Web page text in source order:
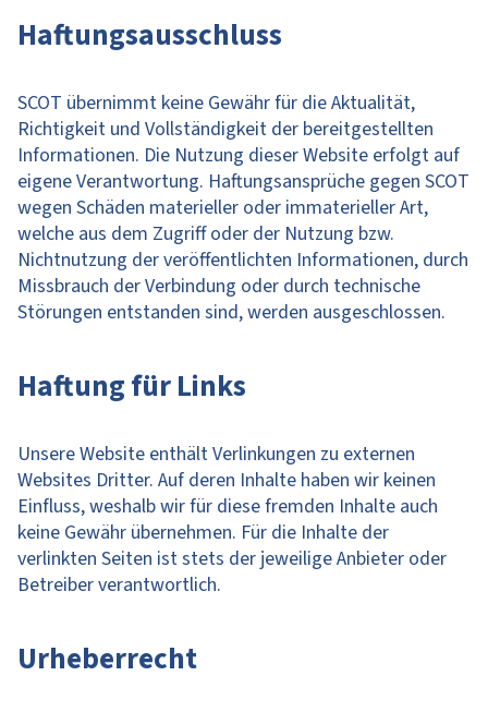
Haftungsausschluss
SCOT übernimmt keine Gewähr für die Aktualität,
Richtigkeit und Vollständigkeit der bereitgestellten
Informationen. Die Nutzung dieser Website erfolgt auf
eigene Verantwortung. Haftungsansprüche gegen SCOT
wegen Schäden materieller oder immaterieller Art,
welche aus dem Zugriff oder der Nutzung bzw.
Nichtnutzung der veröffentlichten Informationen, durch
Missbrauch der Verbindung oder durch technische
Störungen entstanden sind, werden ausgeschlossen.
Haftung für Links
Unsere Website enthält Verlinkungen zu externen
Websites Dritter. Auf deren Inhalte haben wir keinen
Einfluss, weshalb wir für diese fremden Inhalte auch
keine Gewähr übernehmen. Für die Inhalte der
verlinkten Seiten ist stets der jeweilige Anbieter oder
Betreiber verantwortlich.
Urheberrecht